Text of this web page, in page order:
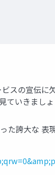
スの宣伝
いきましょ
誇大な